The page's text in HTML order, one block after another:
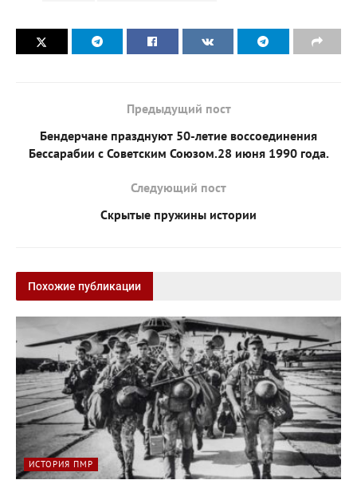
Предыдущий пост
Бендерчане празднуют 50-летие воссоединения
Бессарабии с Советским Союзом.28 июня 1990 года.
Следующий пост
Скрытые пружины истории
Похожие публикации
ИСТОРИЯ ПМР